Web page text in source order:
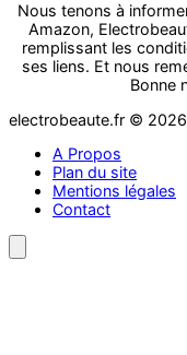
Nous tenons à
Amazon,
remplissant les
ses liens. Et nous
Bonne
electrobeaute.fr © 2026
A Propos
Plan du site
Mentions légales
Contact